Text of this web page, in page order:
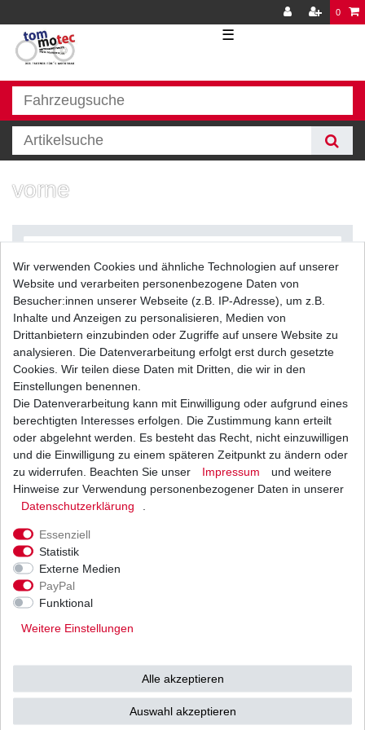
0
☰
vorne
Filter
Bremsbeläge EBC FA 377 FA377 Standard
Bremsklötze
UVP 30,46 € 20,85 € *
1 Satz | 20,85 € / Satz
inkl. ges. MwSt. zzgl.
Versand
Ab einem Warenwert von
500 Euro versenden wir
53783 Eitorf (
unbedingt Termin
Wir verwenden Cookies und ähnliche Technologien auf unserer
Website und verarbeiten personenbezogene Daten von
Besucher:innen unserer Webseite (z.B. IP-Adresse), um z.B.
Inhalte und Anzeigen zu personalisieren, Medien von
Drittanbietern einzubinden oder Zugriffe auf unsere Website zu
analysieren. Die Datenverarbeitung erfolgt erst durch gesetzte
Cookies. Wir teilen diese Daten mit Dritten, die wir in den
Einstellungen benennen.
Die Datenverarbeitung kann mit Einwilligung oder aufgrund eines
berechtigten Interesses erfolgen. Die Zustimmung kann erteilt
oder abgelehnt werden. Es besteht das Recht, nicht einzuwilligen
und die Einwilligung zu einem späteren Zeitpunkt zu ändern oder
zu widerrufen. Beachten Sie unser
Impressum
und weitere
Hinweise zur Verwendung personenbezogener Daten in unserer
Daten­schutz­erklärung
Essenziell
Statistik
Externe Medien
PayPal
Funktional
Weitere Einstellungen
Alle akzeptieren
Auswahl akzeptieren